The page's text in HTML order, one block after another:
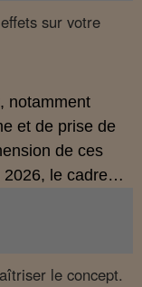
sur votre
notamment
et de prise de
de ces
le cadre
: seuls les
Cet article
pour
dans une
le concept.